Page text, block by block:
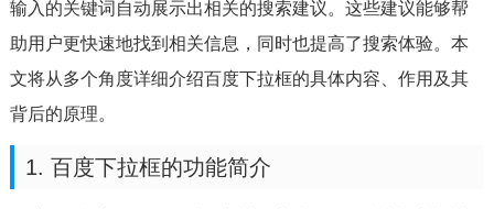
输入的关键词自动展示出相关的搜索建议。这些建议能够帮
助用户更快速地找到相关信息，同时也提高了搜索体验。本
文将从多个角度详细介绍百度下拉框的具体内容、作用及其
背后的原理。
1. 百度下拉框的功能简介